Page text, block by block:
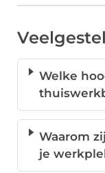
Welke
Waarom
je